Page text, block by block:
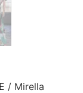
/ Mirella